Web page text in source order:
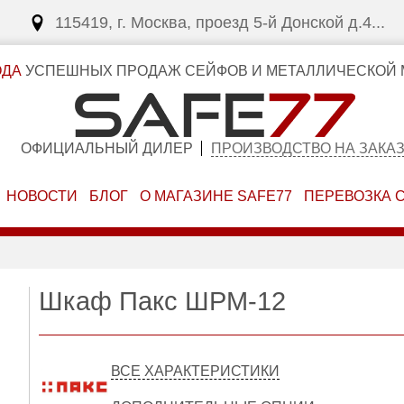
115419, г. Москва, проезд 5-й Донской д.4...
УСПЕШНЫХ ПРОДАЖ СЕЙФОВ И МЕТАЛЛИЧЕСКОЙ
ОФИЦИАЛЬНЫЙ ДИЛЕР ПРОИЗВОДСТВО НА ЗАКАЗ
НОВОСТИ БЛОГ О МАГАЗИНЕ SAFE77 ПЕРЕВОЗКА
Шкаф Пакс ШРМ-12
ВСЕ ХАРАКТЕРИСТИКИ